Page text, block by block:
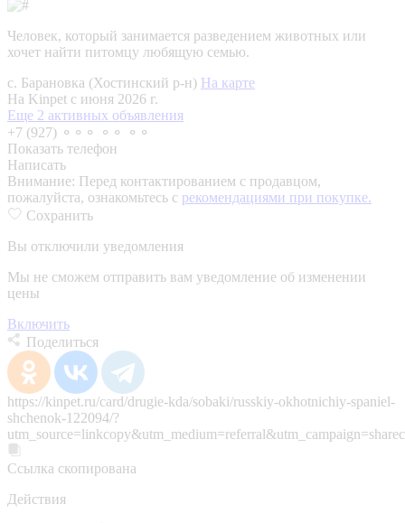
Человек, который занимается разведением животных или
хочет найти питомцу любящую семью.
с. Барановка (Хостинский р-н) На карте
На Kinpet c июня 2026 г.
Еще 2 активных объявления
+7 (927) ⚬⚬⚬ ⚬⚬ ⚬⚬
Показать телефон
Написать
Внимание: Перед контактированием с продавцом,
пожалуйста, ознакомьтесь с рекомендациями при покупке.
Сохранить
Вы отключили уведомления
Мы не сможем отправить вам уведомление об изменении
цены
Включить
Поделиться
https://kinpet.ru/card/drugie-kda/sobaki/russkiy-okhotnichiy-spaniel-
shchenok-122094/?
Ссылка скопирована
Действия